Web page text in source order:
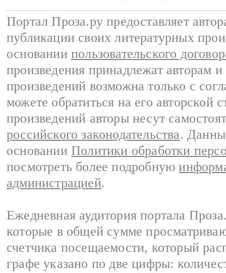
Портал Проза.ру предоставляет
публикации своих литературных
основании пользовательского
произведения принадлежат авторам
произведений возможна только с
можете обратиться на его авторской
произведений авторы несут
российского законодательства.
основании Политики обработки
посмотреть более подробную
администрацией.
Ежедневная аудитория портала
которые в общей сумме
счетчика посещаемости, который
графе указано по две цифры: